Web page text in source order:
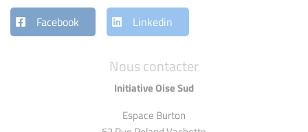
Nous contacter
Initiative Oise Sud
Espace Burton
Facebook Linkedin